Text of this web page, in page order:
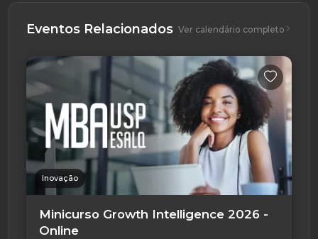
Eventos Relacionados Ver calendário completo
Inovação
Minicurso Growth Intelligence 2026 -
Online